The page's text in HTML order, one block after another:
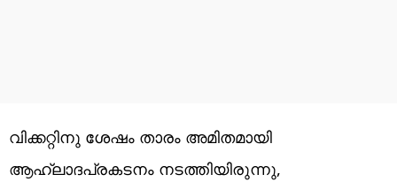
വിക്കറ്റിനു ശേഷം താരം അമിതമായി
ആഹ്ലാദപ്രകടനം നടത്തിയിരുന്നു,